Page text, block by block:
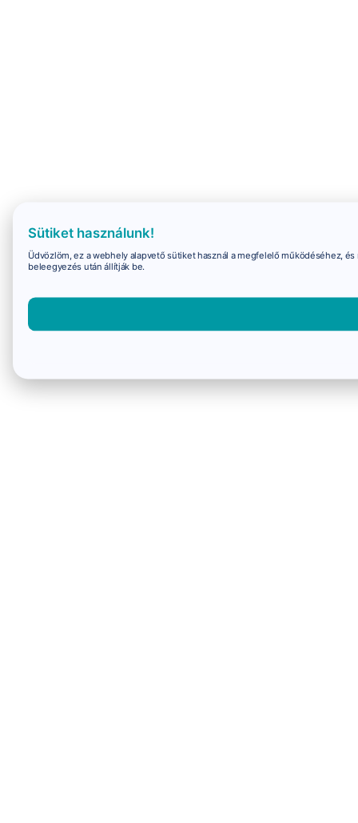
Sütiket használunk!
Üdvözlöm, ez a webhely alapvető sütiket használ a megfelelő működéséhez,
beleegyezés után állítják be.